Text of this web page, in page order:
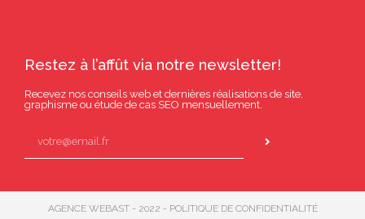
Restez à l’affût via notre newsletter!
Recevez nos conseils web et dernières réalisations de site,
graphisme ou étude de cas SEO mensuellement.
AGENCE WEBAST - 2022 - POLITIQUE DE CONFIDENTIALITÉ